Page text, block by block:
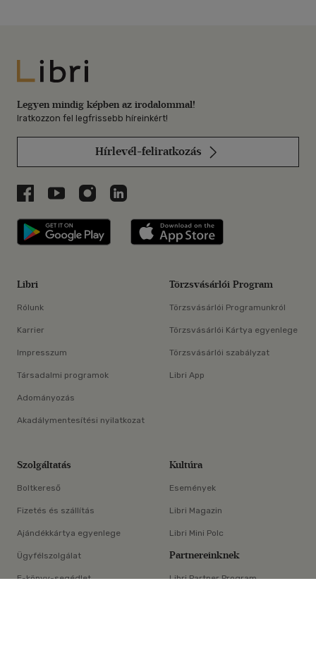
×
Libri
Legyen mindig képben az irodalommal!
Iratkozzon fel legfrissebb híreinkért!
Hírlevél-feliratkozás
Libri a Facebookon
Libri a Youtube-on
Libri az Instagramon
Libri a LinkedInen
Libri applikáció Szerezd meg: Google
Libri
Rólunk
Karrier
Impresszum
Társadalmi programok
Adományozás
Akadálymentesítési nyilatkozat
Törzsvásárlói Program
Törzsvásárlói Programunkról
Törzsvásárlói Kártya egyenlege
Törzsvásárlói szabályzat
Libri App
Szolgáltatás
Boltkereső
Fizetés és szállítás
Ajándékkártya egyenlege
Ügyfélszolgálat
E-könyv-segédlet
Kultúra
Események
Libri Magazin
Libri Mini Polc
Partnereinknek
Libri Partner Program